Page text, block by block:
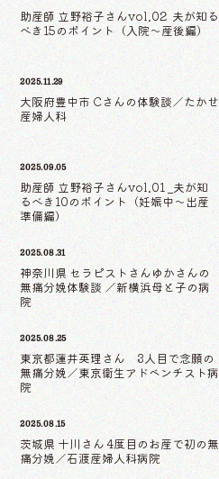
助産師 立野裕子さんvol.02 夫が知る
べき15のポイント（入院〜産後編）
2025.11.29
大阪府豊中市 Cさんの体験談／たかせ
産婦人科
2025.09.05
助産師 立野裕子さんvol.01 _夫が知
るべき10のポイント（妊娠中〜出産
準備編）
2025.08.31
神奈川県 セラピストさんゆかさんの
無痛分娩体験談 ／新横浜母と子の病
院
2025.08.25
東京都蓮井英理さん 3人目で念願の
無痛分娩／東京衛生アドベンチスト病
院
2025.08.15
茨城県 十川さん 4度目のお産で初の無
痛分娩／石渡産婦人科病院